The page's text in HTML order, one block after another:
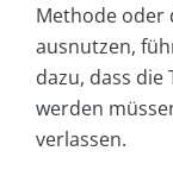
Methode oder
ausnutzen,
dazu, dass die
werden
verlassen.